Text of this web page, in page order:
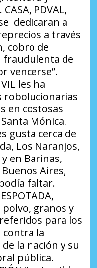
PDVAL,
dedicaran a
a través
cobro de
fraudulenta de
vencerse”.
VIL les ha
robolucionarias
en costosas
Mónica,
gusta cerca de
Los Naranjos,
en Barinas,
Aires,
faltar.
polvo, granos y
para los
contra la
la nación y su
pública.